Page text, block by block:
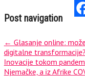
Post navigation
← Glasanje online:
digitalne transformacije?
Inovacije tokom
Njemačke, a iz Afrike